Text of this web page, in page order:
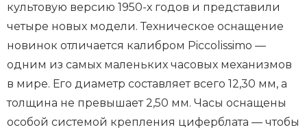
культовую версию 1950-х годов и представили
четыре новых модели. Техническое оснащение
новинок отличается калибром Piccolissimo —
одним из самых маленьких часовых механизмов
в мире. Его диаметр составляет всего 12,30 мм, а
толщина не превышает 2,50 мм. Часы оснащены
особой системой крепления циферблата — чтобы